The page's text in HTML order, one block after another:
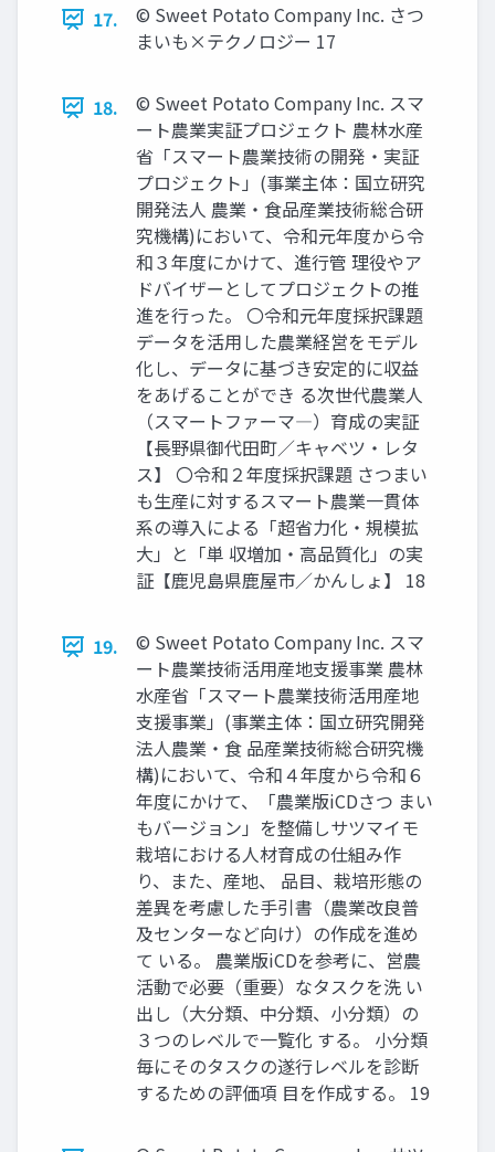
17.
© Sweet Potato Company Inc. さつ
まいも×テクノロジー 17
18.
© Sweet Potato Company Inc. スマ
ート農業実証プロジェクト 農林水産
省「スマート農業技術の開発・実証
プロジェクト」(事業主体：国立研究
開発法人 農業・食品産業技術総合研
究機構)において、令和元年度から令
和３年度にかけて、進行管 理役やア
ドバイザーとしてプロジェクトの推
進を行った。 〇令和元年度採択課題
データを活用した農業経営をモデル
化し、データに基づき安定的に収益
をあげることができ る次世代農業人
（スマートファーマ―）育成の実証
【長野県御代田町／キャベツ・レタ
ス】 〇令和２年度採択課題 さつまい
も生産に対するスマート農業一貫体
系の導入による「超省力化・規模拡
大」と「単 収増加・高品質化」の実
証【鹿児島県鹿屋市／かんしょ】 18
19.
© Sweet Potato Company Inc. スマ
ート農業技術活用産地支援事業 農林
水産省「スマート農業技術活用産地
支援事業」(事業主体：国立研究開発
法人農業・食 品産業技術総合研究機
構)において、令和４年度から令和６
年度にかけて、「農業版iCDさつ まい
もバージョン」を整備しサツマイモ
栽培における人材育成の仕組み作
り、また、産地、 品目、栽培形態の
差異を考慮した手引書（農業改良普
及センターなど向け）の作成を進め
て いる。 農業版iCDを参考に、営農
活動で必要（重要）なタスクを洗 い
出し（大分類、中分類、小分類）の
３つのレベルで一覧化 する。 小分類
毎にそのタスクの遂行レベルを診断
するための評価項 目を作成する。 19